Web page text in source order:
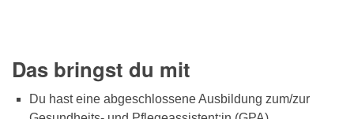
Das bringst du mit
Du hast eine abgeschlossene Ausbildung zum/zur